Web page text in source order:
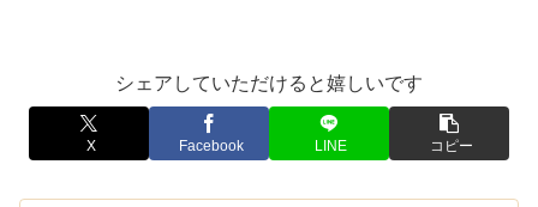
シェアしていただけると嬉しいです
X Facebook LINE コピー